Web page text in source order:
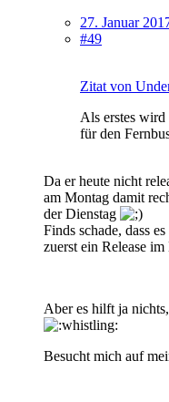
27. Januar
#49
Zitat von
Als erstes wird
für den
Da er heute nicht
am Montag damit
der Dienstag
Finds schade, dass
zuerst ein Release
Aber es hilft ja
Besucht mich auf